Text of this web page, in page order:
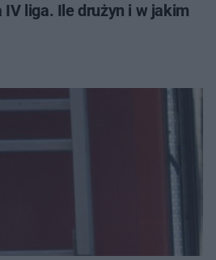
IV liga. Ile drużyn i w jakim